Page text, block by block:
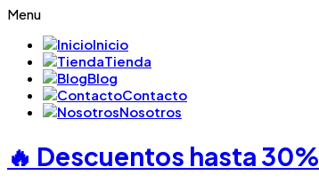
Menu
Inicio
Tienda
Blog
Contacto
Nosotros
🔥 Descuentos hasta 30%